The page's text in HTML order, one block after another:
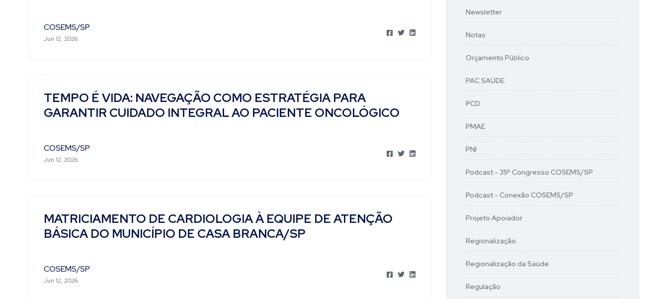
COSEMS/SP
Jun 12, 2026
TEMPO É VIDA: NAVEGAÇÃO COMO ESTRATÉGIA PARA
GARANTIR CUIDADO INTEGRAL AO PACIENTE ONCOLÓGICO
COSEMS/SP
Jun 12, 2026
MATRICIAMENTO DE CARDIOLOGIA À EQUIPE DE ATENÇÃO
BÁSICA DO MUNICÍPIO DE CASA BRANCA/SP
COSEMS/SP
Jun 12, 2026
Newsletter
Notas
Orçamento Público
PAC SAÚDE
PCD
PMAE
PNI
Podcast - 35º Congresso COSEMS/SP
Podcast - Conexão COSEMS/SP
Projeto Apoiador
Regionalização
Regionalização da Saúde
Regulação